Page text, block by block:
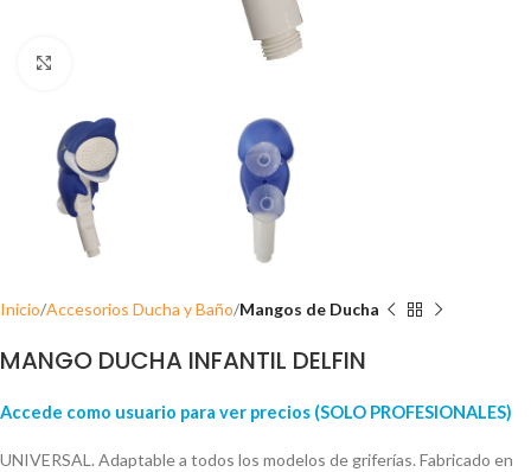
Inicio Accesorios Ducha y Baño Mangos de Ducha
MANGO DUCHA INFANTIL DELFIN
Accede como usuario para ver precios (SOLO PROFESIONALES)
UNIVERSAL. Adaptable a todos los modelos de griferías. Fabricado en